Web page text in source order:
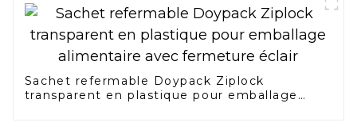
Sachet refermable Doypack Ziplock
transparent en plastique pour emballage